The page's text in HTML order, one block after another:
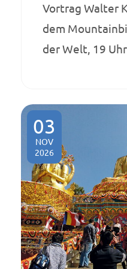
Vortrag Walter
dem
der Welt, 19 Uhr
03
NOV
2026